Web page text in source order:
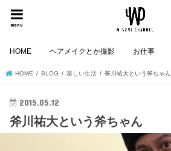
menu
HOME ヘアメイクとか撮影 お仕事
HOME BLOG 楽しい生活 斧川祐大という斧ちゃん
2015.05.12
斧川祐大という斧ちゃん